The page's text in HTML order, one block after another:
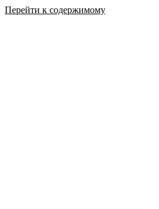
Перейти к содержимому